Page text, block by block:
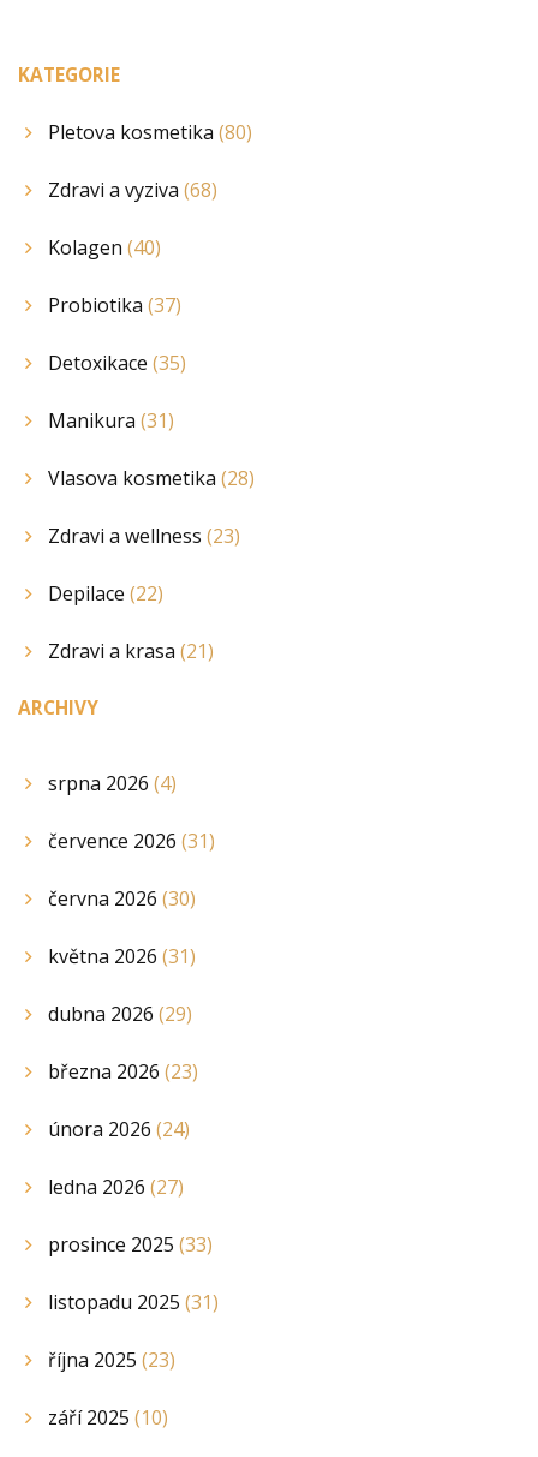
KATEGORIE
Pletova kosmetika (80)
Zdravi a vyziva (68)
Kolagen (40)
Probiotika (37)
Detoxikace (35)
Manikura (31)
Vlasova kosmetika (28)
Zdravi a wellness (23)
Depilace (22)
Zdravi a krasa (21)
ARCHIVY
srpna 2026 (4)
července 2026 (31)
června 2026 (30)
května 2026 (31)
dubna 2026 (29)
března 2026 (23)
února 2026 (24)
ledna 2026 (27)
prosince 2025 (33)
listopadu 2025 (31)
října 2025 (23)
září 2025 (10)